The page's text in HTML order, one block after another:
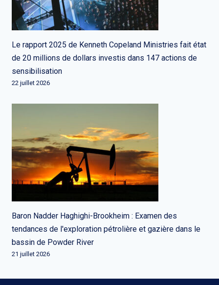
Le rapport 2025 de Kenneth Copeland Ministries fait état
de 20 millions de dollars investis dans 147 actions de
sensibilisation
22 juillet 2026
Baron Nadder Haghighi-Brookheim : Examen des
tendances de l'exploration pétrolière et gazière dans le
bassin de Powder River
21 juillet 2026